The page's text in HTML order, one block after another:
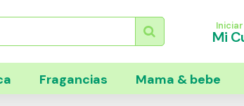
Mi
Fragancias Mama & bebe